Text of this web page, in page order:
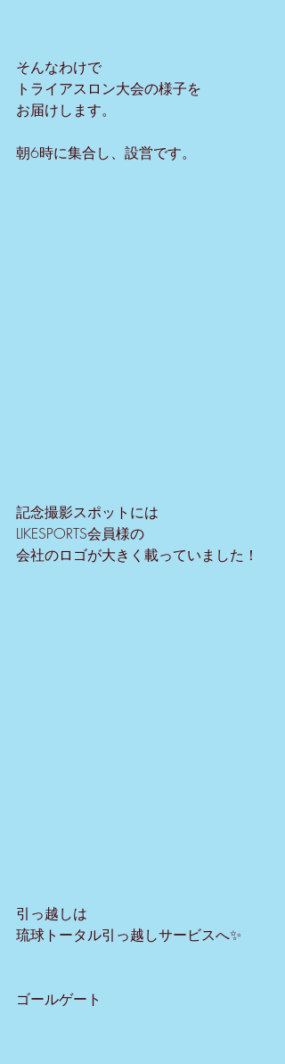
そんなわけで
トライアスロン大会の様子を
お届けします。
朝6時に集合し、設営です。
記念撮影スポットには
LIKESPORTS会員様の
会社のロゴが大きく載っていました！
引っ越しは
琉球トータル引っ越しサービスへ✨
ゴールゲート